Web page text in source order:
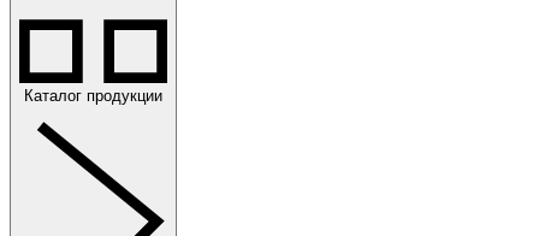
Каталог продукции